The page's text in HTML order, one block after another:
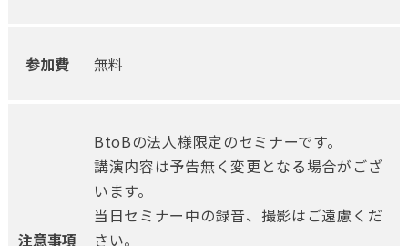
参加費 無料
注意事項
BtoBの法人様限定のセミナーです。
講演内容は予告無く変更となる場合がござ
います。
当日セミナー中の録音、撮影はご遠慮くだ
さい。